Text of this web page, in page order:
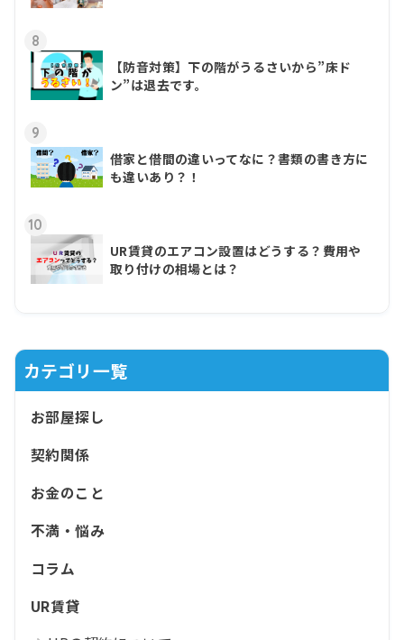
8
【防音対策】下の階がうるさいから”床ド
ン”は退去です。
9
借家と借間の違いってなに？書類の書き方に
も違いあり？！
10
UR賃貸のエアコン設置はどうする？費用や
取り付けの相場とは？
カテゴリ一覧
お部屋探し
契約関係
お金のこと
不満・悩み
コラム
UR賃貸